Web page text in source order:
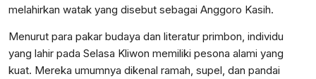
melahirkan watak yang disebut sebagai Anggoro Kasih.
Menurut para pakar budaya dan literatur primbon, individu
yang lahir pada Selasa Kliwon memiliki pesona alami yang
kuat. Mereka umumnya dikenal ramah, supel, dan pandai